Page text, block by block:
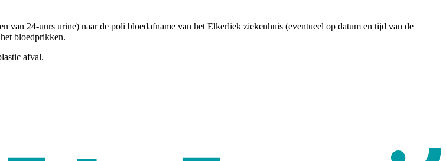
van 24-uurs urine) naar de poli bloedafname van het Elkerliek ziekenhuis (eventueel op datum en tijd van de
bloedprikken.
afval.